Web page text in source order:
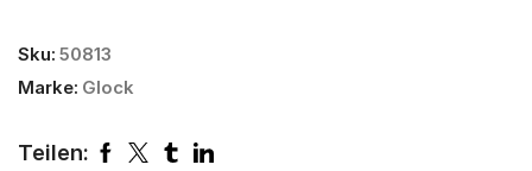
Sku: 50813
Marke: Glock
Teilen: